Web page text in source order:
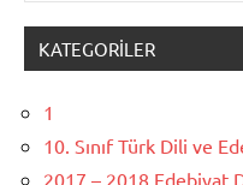
KATEGORILER
1
10. Sınıf Türk Dili ve
2017 – 2018 Edebiyat